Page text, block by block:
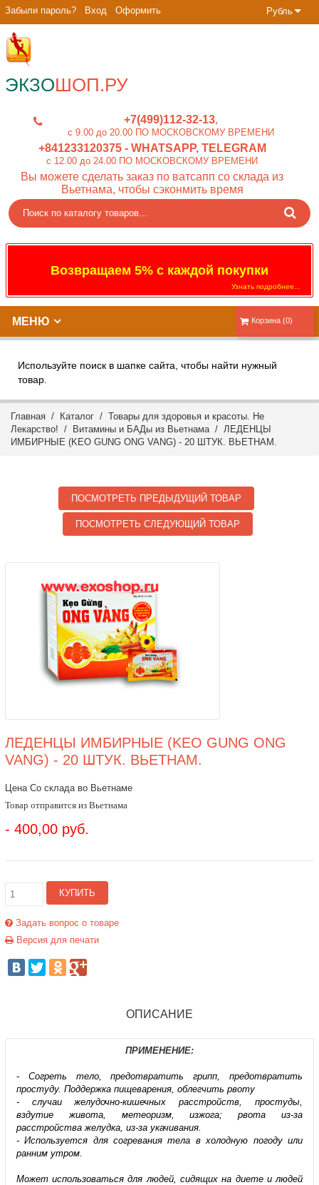
Рубль
Забыли пароль? Вход Оформить
ЭКЗОШОП.РУ
+7(499)112-32-13
c 9.00 до 20.00 ПО МОСКОВСКОМУ ВРЕМЕНИ
+841233120375- WHATSAPP, TELEGRAM
c 12.00 до 24.00 ПО МОСКОВСКОМУ ВРЕМЕНИ
Вы можете сделать заказ по ватсапп со склада из
Вьетнама, чтобы сэконмить время
Возвращаем 5% с каждой покупки
Узнать подробнее...
Корзина (0)
МЕНЮ
Используйте поиск в шапке сайта, чтобы найти нужный
товар.
Главная / Каталог / Товары для здоровья и красоты. Не
Лекарство! / Витамины и БАДы из Вьетнама/ ЛЕДЕНЦЫ
ИМБИРНЫЕ (KEO GUNG ONG VANG) - 20 ШТУК. ВЬЕТНАМ.
ПОСМОТРЕТЬ ПРЕДЫДУЩИЙ ТОВАР
ПОСМОТРЕТЬ СЛЕДУЮЩИЙ ТОВАР
ЛЕДЕНЦЫ ИМБИРНЫЕ (KEO GUNG ONG
VANG) - 20 ШТУК. ВЬЕТНАМ.
Цена Со склада во Вьетнаме
Товар отправится из Вьетнама
- 400,00 руб.
КУПИТЬ
Задать вопрос о товаре
Версия для печати
ОПИСАНИЕ
ПРИМЕНЕНИЕ:
- Согреть тело, предотвратить грипп, предотвратить
простуду. Поддержка пищеварения, облегчить рвоту
- случаи желудочно-кишечных расстройств, простуды,
вздутие живота, метеоризм, изжога; рвота из-за
расстройства желудка, из-за укачивания.
- Используется для согревания тела в холодную погоду или
ранним утром.
Может использоваться для людей, сидящих на диете и людей